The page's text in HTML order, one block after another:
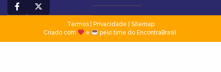
Termos| Privacidade
Sitemap
Criado com
e pelo time do EncontraBrasil